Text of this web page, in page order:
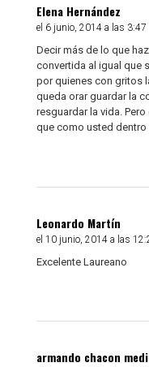
Elena Hernández
el 6 junio, 2014 a las 3:47
Decir más de lo que
convertida al igual que
por quienes con gritos
queda orar guardar la
resguardar la vida.
que como usted dentro
Leonardo Martín
el 10 junio, 2014 a las
Excelente Laureano
armando chacon